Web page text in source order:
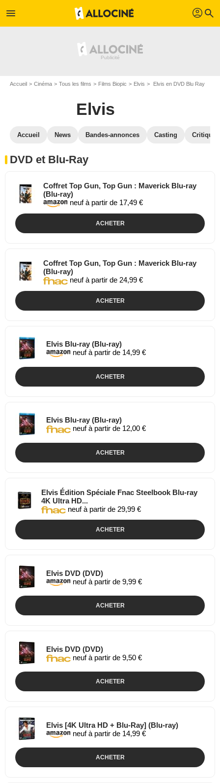
menu profil search
Accueil Cinéma Tous les films Films Biopic Elvis Elvis en DVD Blu Ray
Elvis
Accueil News Bandes-annonces Casting
DVD et Blu-Ray
Coffret Top Gun, Top Gun : Maverick Blu-ray
(Blu-ray)
neuf à partir de 17,49 €
ACHETER
Coffret Top Gun, Top Gun : Maverick Blu-ray
(Blu-ray)
neuf à partir de 24,99 €
ACHETER
Elvis Blu-ray (Blu-ray)
neuf à partir de 14,99 €
ACHETER
Elvis Blu-ray (Blu-ray)
neuf à partir de 12,00 €
ACHETER
Elvis Édition Spéciale Fnac Steelbook Blu-ray
4K Ultra HD...
neuf à partir de 29,99 €
ACHETER
Elvis DVD (DVD)
neuf à partir de 9,99 €
ACHETER
Elvis DVD (DVD)
neuf à partir de 9,50 €
ACHETER
Elvis [4K Ultra HD + Blu-Ray] (Blu-ray)
neuf à partir de 14,99 €
ACHETER